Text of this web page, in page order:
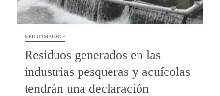
MEDIOAMBIENTE
Residuos generados en las
industrias pesqueras y acuícolas
tendrán una declaración